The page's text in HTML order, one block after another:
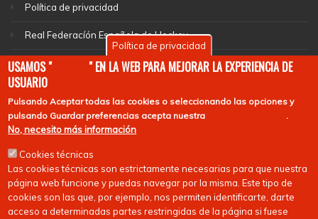
Política de privacidad
Real Federacíón Española de Hockey
EuroHockey
Política de privacidad
USAMOS "COOKIES " EN LA WEB PARA MEJORAR LA EXPERIENCIA DE
USUARIO
PulsandoAceptar todas las cookies o seleccionando las opciones y
pulsando Guardar preferencias acepta nuestra .
No, necesito más información
Cookies técnicas
Las cookies técnicas son estrictamente necesarias para que nuestra
página web funcione y puedas navegar por la misma. Este tipo de
cookies son las que, por ejemplo, nos permiten identificarte, darte
acceso a determinadas partes restringidas de la página si fuese